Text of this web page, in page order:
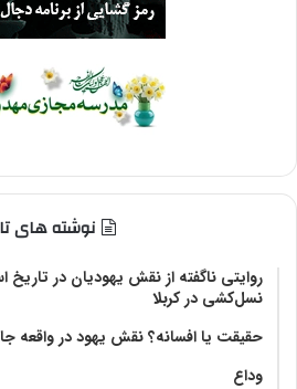
نوشته های
روایتی ناگفته از نقش یهودیان در
نسل‌کشی در کربلا
حقیقت یا افسانه؟‌ نقش یهود در واقعه
وداع